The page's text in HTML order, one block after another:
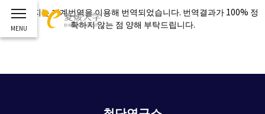
이 페이지는 기계번역을 이용해 번역되었습니다. 번역결과가 100% 정
확하지 않는 점 양해 부탁드립니다.